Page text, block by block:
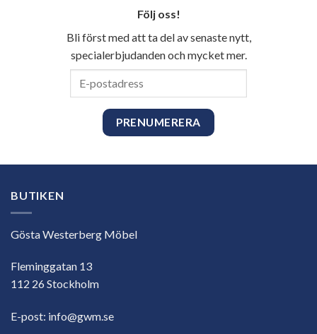
Följ oss!
Bli först med att ta del av senaste nytt,
specialerbjudanden och mycket mer.
BUTIKEN
Gösta Westerberg Möbel
Fleminggatan 13
112 26 Stockholm
E-post: info@gwm.se